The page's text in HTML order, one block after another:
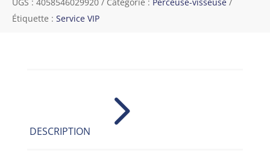
Étiquette : Service VIP
DESCRIPTION 5